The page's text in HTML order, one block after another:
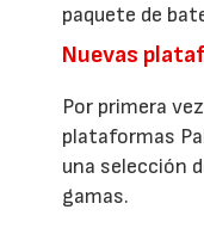
paquete de
Nuevas
Por primera
plataformas
una selección
gamas.